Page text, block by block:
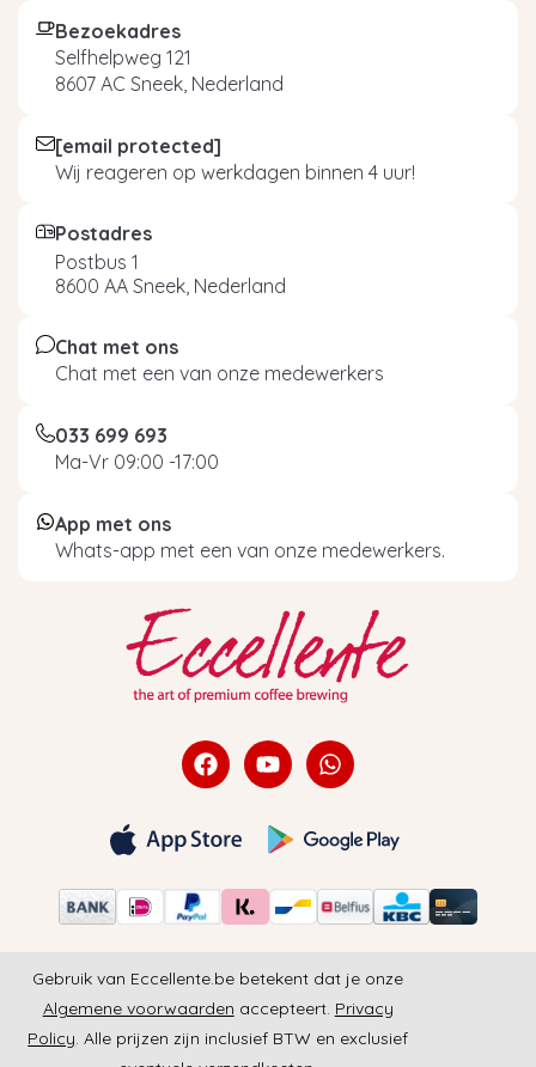
Bezoekadres
Selfhelpweg 121
8607 AC Sneek, Nederland
[email protected]
Wij reageren op werkdagen binnen 4 uur!
Postadres
Postbus 1
8600 AA Sneek, Nederland
Chat met ons
Chat met een van onze medewerkers
033 699 693
Ma-Vr 09:00 -17:00
App met ons
Whats-app met een van onze medewerkers.
Gebruik van Eccellente.be betekent dat je onze
Algemene voorwaarden accepteert. Privacy
Policy. Alle prijzen zijn inclusief BTW en exclusief